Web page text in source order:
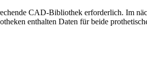
CAD-Bibliothek erforderlich. Im
enthalten Daten für beide